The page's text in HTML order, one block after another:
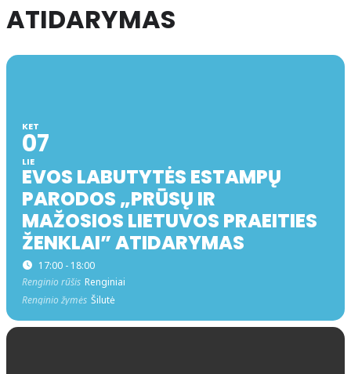
ATIDARYMAS
KET
07
LIE
EVOS LABUTYTĖS ESTAMPŲ
PARODOS „PRŪSŲ IR
MAŽOSIOS LIETUVOS PRAEITIES
ŽENKLAI” ATIDARYMAS
17:00 - 18:00
Renginio rūšis Renginiai
Renginio žymės Šilutė